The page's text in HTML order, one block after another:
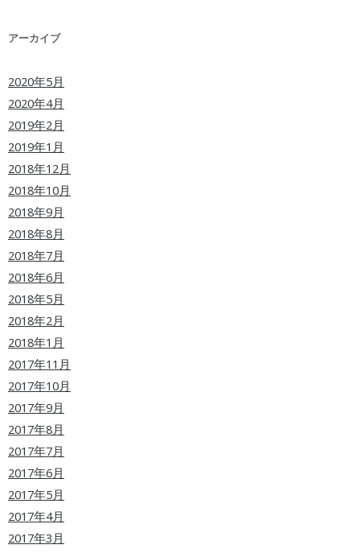
アーカイブ
2020年5月
2020年4月
2019年2月
2019年1月
2018年12月
2018年10月
2018年9月
2018年8月
2018年7月
2018年6月
2018年5月
2018年2月
2018年1月
2017年11月
2017年10月
2017年9月
2017年8月
2017年7月
2017年6月
2017年5月
2017年4月
2017年3月